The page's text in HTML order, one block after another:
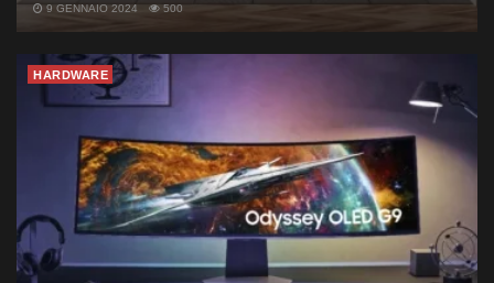
9 GENNAIO 2024 500
HARDWARE